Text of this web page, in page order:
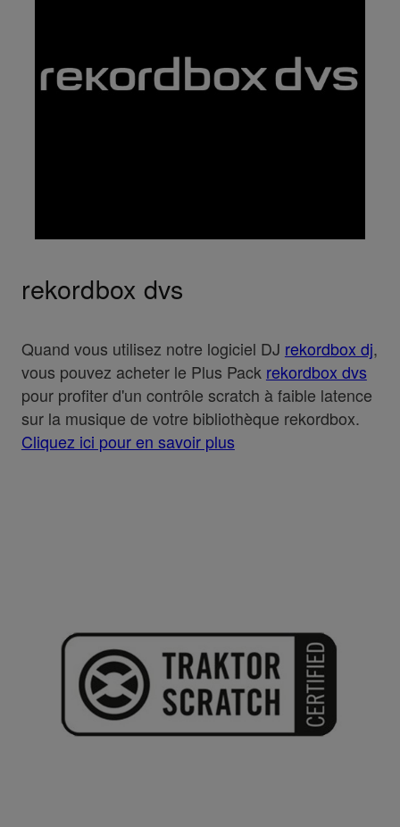
rekordbox dvs
Quand vous utilisez notre logiciel DJ rekordbox dj,
vous pouvez acheter le Plus Pack rekordbox dvs
pour profiter d'un contrôle scratch à faible latence
sur la musique de votre bibliothèque rekordbox.
Cliquez ici pour en savoir plus